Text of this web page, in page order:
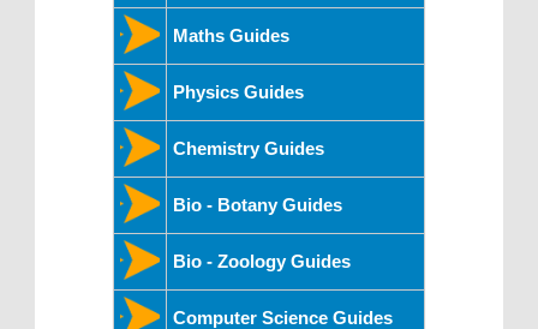
Maths Guides
Physics Guides
Chemistry Guides
Bio - Botany Guides
Bio - Zoology Guides
Computer Science Guides